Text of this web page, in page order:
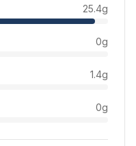
25.4g
0g
1.4g
0g